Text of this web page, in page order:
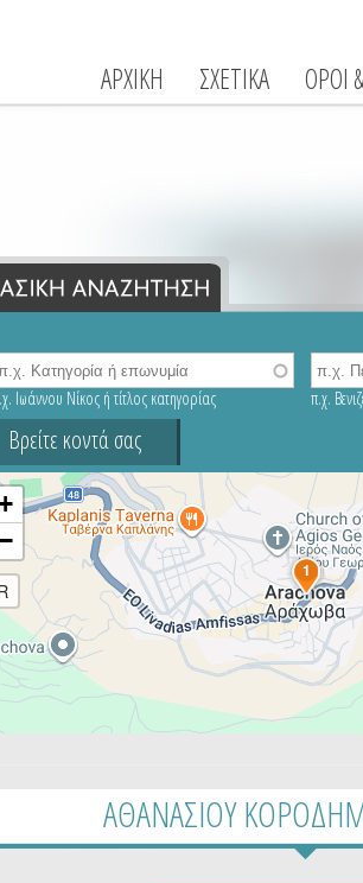
ΑΡΧΙΚΗ ΣΧΕΤΙΚΑ ΟΡΟΙ
Ιωάννου Νίκος ή τίτλος κατηγορίας π.χ.
Βρείτε κοντά σας
1
ΑΘΑΝΑΣΙΟΥ